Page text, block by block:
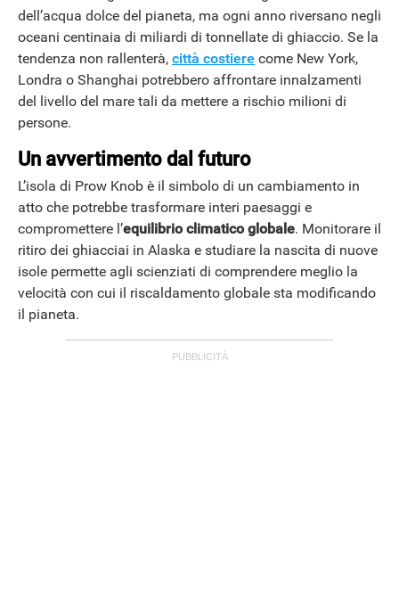
dell’acqua dolce del pianeta, ma ogni anno riversano negli
oceani centinaia di miliardi di tonnellate di ghiaccio. Se la
tendenza non rallenterà, città costiere come New York,
Londra o Shanghai potrebbero affrontare innalzamenti
del livello del mare tali da mettere a rischio milioni di
persone.
Un avvertimento dal futuro
L’isola di Prow Knob è il simbolo di un cambiamento in
atto che potrebbe trasformare interi paesaggi e
compromettere l’equilibrio climatico globale. Monitorare il
ritiro dei ghiacciai in Alaska e studiare la nascita di nuove
isole permette agli scienziati di comprendere meglio la
velocità con cui il riscaldamento globale sta modificando
il pianeta.